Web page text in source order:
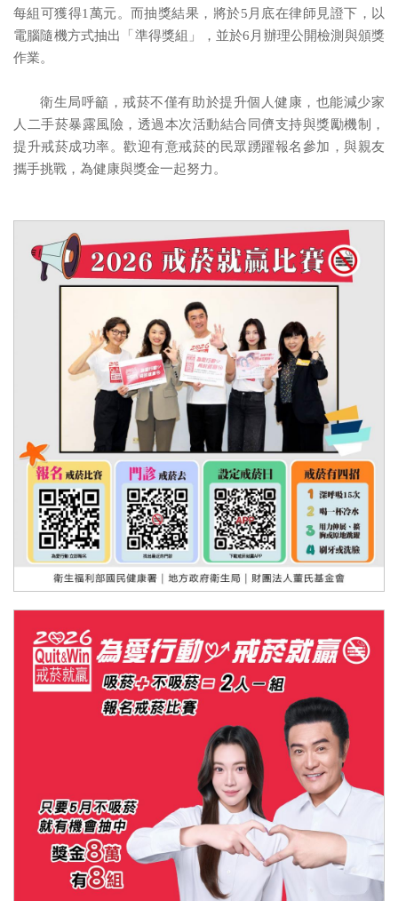
每組可獲得1萬元。而抽獎結果，將於5月底在律師見證下，以
電腦隨機方式抽出「準得獎組」，並於6月辦理公開檢測與頒獎
作業。
衛生局呼籲，戒菸不僅有助於提升個人健康，也能減少家
人二手菸暴露風險，透過本次活動結合同儕支持與獎勵機制，
提升戒菸成功率。歡迎有意戒菸的民眾踴躍報名參加，與親友
攜手挑戰，為健康與獎金一起努力。